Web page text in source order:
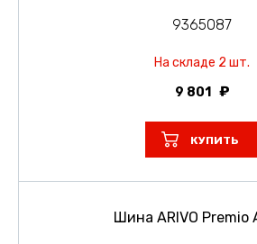
9365087
На складе 2 шт.
9 801
КУПИТЬ
Шина ARIVO Premio